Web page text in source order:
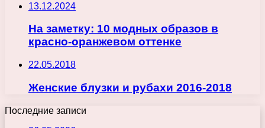
13.12.2024
На заметку: 10 модных образов в
красно-оранжевом оттенке
22.05.2018
Женские блузки и рубахи 2016-2018
Последние записи